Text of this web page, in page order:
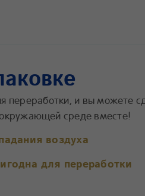
переработки, и вы можете
среде вместе!
воздуха
для переработки